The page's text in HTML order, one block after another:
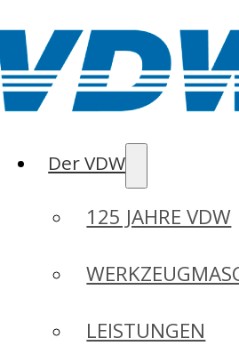
Der VDW
125 JAHRE VDW
LEISTUNGEN